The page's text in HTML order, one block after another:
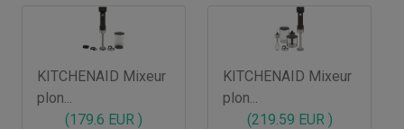
KITCHENAID Mixeur
plon...
(179.6 EUR )
KITCHENAID Mixeur
plon...
(219.59 EUR )